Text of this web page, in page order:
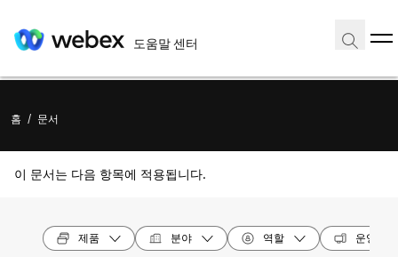
도움말 센터
홈 / 문서
이 문서는 다음 항목에 적용됩니다.
제품 분야 역할 운영 체